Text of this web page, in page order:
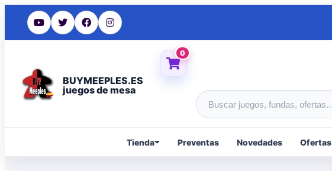
BUYMEEPLES.ES
juegos de mesa
0
Buscar productos
Tienda Preventas Novedades Ofertas